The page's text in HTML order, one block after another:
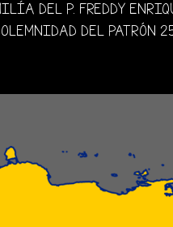
DEL P. FREDDY
DEL